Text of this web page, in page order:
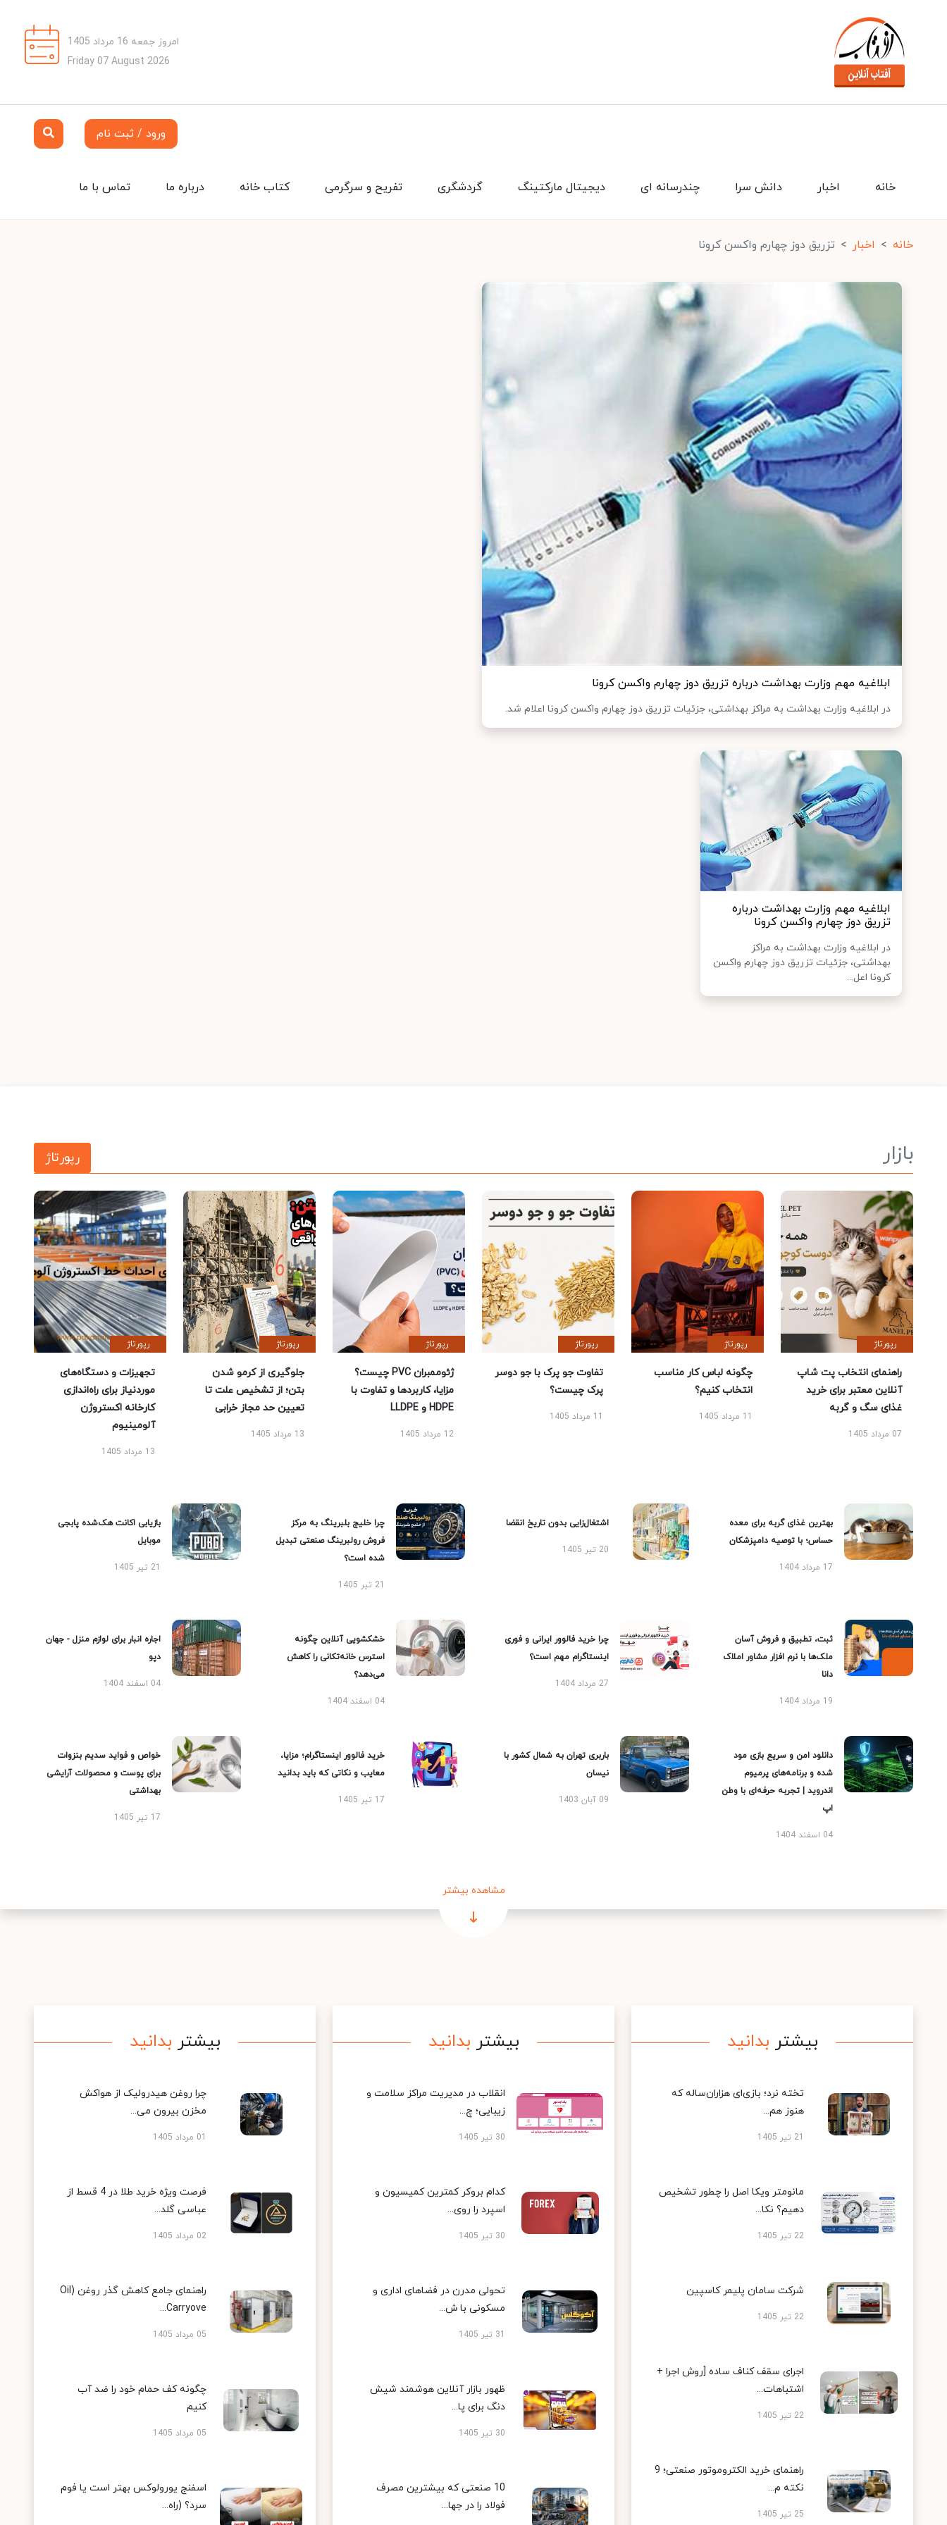
امروز جمعه 16 مرداد 1405
Friday 07 August 2026
ورود / ثبت نام
تماس با ما درباره ما کتاب خانه تفریح و سرگرمی گردشگری دیجیتال مارکتینگ چندرسانه ای دانش سرا اخبار خانه
خانه اخبار تزریق دوز چهارم واکسن کرونا
ابلاغیه مهم وزارت بهداشت درباره تزریق دوز چهارم واکسن کرونا
در ابلاغیه وزارت بهداشت به مراکز بهداشتی، جزئیات تزریق دوز چهارم واکسن کرونا اعلام شد.
ابلاغیه مهم وزارت بهداشت درباره
تزریق دوز چهارم واکسن کرونا
در ابلاغیه وزارت بهداشت به مراکز
بهداشتی، جزئیات تزریق دوز چهارم واکسن
کرونا اعل...
بازار رپورتاژ
رپورتاژ
راهنمای انتخاب پت شاپ
آنلاین معتبر برای خرید
غذای سگ و گربه
07 مرداد 1405
رپورتاژ
چگونه لباس کار مناسب
انتخاب کنیم؟
11 مرداد 1405
رپورتاژ
تفاوت جو پرک با جو دوسر
پرک چیست؟
11 مرداد 1405
رپورتاژ
ژئوممبران PVC چیست؟
مزایا، کاربردها و تفاوت با
HDPE و LLDPE
12 مرداد 1405
رپورتاژ
جلوگیری از کرمو شدن
بتن؛ از تشخیص علت تا
تعیین حد مجاز خرابی
13 مرداد 1405
رپورتاژ
تجهیزات و دستگاه‌های
موردنیاز برای راه‌اندازی
کارخانه اکستروژن
آلومینیوم
13 مرداد 1405
بهترین غذای گربه برای معده
حساس؛ با توصیه دامپزشکان
17 مرداد 1404
اشتغال‌زایی بدون تاریخ انقضا
20 تیر 1405
چرا خلیج بلبرینگ به مرکز
فروش رولبرینگ صنعتی تبدیل
شده است؟
21 تیر 1405
بازیابی اکانت هک‌شده پابجی
موبایل
21 تیر 1405
ثبت، تطبیق و فروش آسان
ملک‌ها با نرم افزار مشاور املاک
دانا
19 مرداد 1404
چرا خرید فالوور ایرانی و فوری
اینستاگرام مهم است؟
27 مرداد 1404
خشکشویی آنلاین چگونه
استرس خانه‌تکانی را کاهش
می‌دهد؟
04 اسفند 1404
اجاره انبار برای لوازم منزل - جهان
دپو
04 اسفند 1404
دانلود امن و سریع بازی مود
شده و برنامه‌های پرمیوم
اندروید | تجربه حرفه‌ای با وطن
اپ
04 اسفند 1404
باربری تهران به شمال کشور با
نیسان
09 آبان 1403
خرید فالوور اینستاگرام؛ مزایا،
معایب و نکاتی که باید بدانید
17 تیر 1405
خواص و فواید سدیم بنزوات
برای پوست و محصولات آرایشی
بهداشتی
17 تیر 1405
مشاهده بیشتر
بیشتر بدانید
تخته نرد؛ بازی‌ای هزاران‌ساله که
هنوز هم...
21 تیر 1405
مانومتر ویکا اصل را چطور تشخیص
دهیم؟ نکا...
22 تیر 1405
شرکت سامان پلیمر کاسپین
22 تیر 1405
اجرای سقف کناف ساده [روش اجرا +
اشتباهات...
22 تیر 1405
راهنمای خرید الکتروموتور صنعتی؛ 9
نکته م...
25 تیر 1405
بیشتر بدانید
انقلاب در مدیریت مراکز سلامت و
زیبایی؛ چ...
30 تیر 1405
کدام بروکر کمترین کمیسیون و
اسپرد را روی...
30 تیر 1405
تحولی مدرن در فضاهای اداری و
مسکونی با ش...
31 تیر 1405
ظهور بازار آنلاین هوشمند شیش
دنگ برای پا...
30 تیر 1405
10 صنعتی که بیشترین مصرف
فولاد را در جها...
بیشتر بدانید
چرا روغن هیدرولیک از هواکش
مخزن بیرون می...
01 مرداد 1405
فرصت ویژه خرید طلا در 4 قسط از
عباسی گلد...
02 مرداد 1405
راهنمای جامع کاهش گذر روغن (Oil
Carryove...
05 مرداد 1405
چگونه کف حمام خود را ضد آب
کنیم
05 مرداد 1405
اسفنج یورولوکس بهتر است یا فوم
سرد؟ (راه...